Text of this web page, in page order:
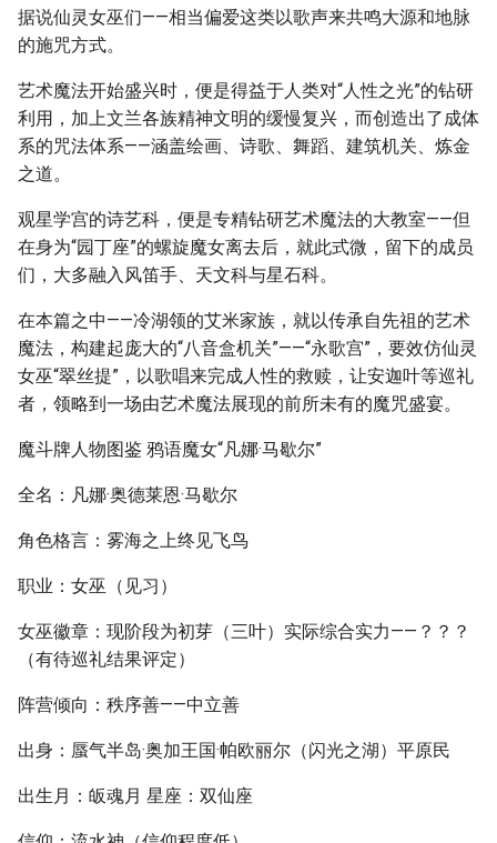
据说仙灵女巫们——相当偏爱这类以歌声来共鸣大源和地脉
的施咒方式。
艺术魔法开始盛兴时，便是得益于人类对“人性之光”的钻研
利用，加上文兰各族精神文明的缓慢复兴，而创造出了成体
系的咒法体系——涵盖绘画、诗歌、舞蹈、建筑机关、炼金
之道。
观星学宫的诗艺科，便是专精钻研艺术魔法的大教室——但
在身为“园丁座”的螺旋魔女离去后，就此式微，留下的成员
们，大多融入风笛手、天文科与星石科。
在本篇之中——冷湖领的艾米家族，就以传承自先祖的艺术
魔法，构建起庞大的“八音盒机关”——“永歌宫”，要效仿仙灵
女巫“翠丝提”，以歌唱来完成人性的救赎，让安迦叶等巡礼
者，领略到一场由艺术魔法展现的前所未有的魔咒盛宴。
魔斗牌人物图鉴 鸦语魔女“凡娜·马歇尔”
全名：凡娜·奥德莱恩·马歇尔
角色格言：雾海之上终见飞鸟
职业：女巫（见习）
女巫徽章：现阶段为初芽（三叶）实际综合实力——？？？
（有待巡礼结果评定）
阵营倾向：秩序善——中立善
出身：蜃气半岛·奥加王国·帕欧丽尔（闪光之湖）平原民
出生月：皈魂月 星座：双仙座